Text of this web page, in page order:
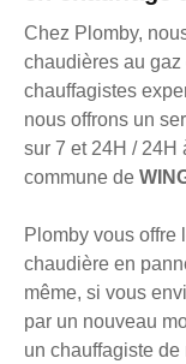
Chez Plomby,
chaudières au
chauffagistes
nous offrons un
sur 7 et 24H / 24H
commune de
Plomby vous offre
chaudière en
même, si vous
par un nouveau
un chauffagiste